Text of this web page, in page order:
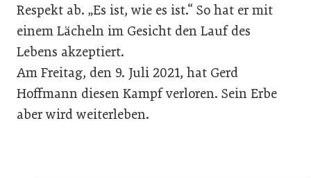
Respekt ab. „Es ist, wie es ist.“ So hat er mit
einem Lächeln im Gesicht den Lauf des
Lebens akzeptiert.
Am Freitag, den 9. Juli 2021, hat Gerd
Hoffmann diesen Kampf verloren. Sein Erbe
aber wird weiterleben.